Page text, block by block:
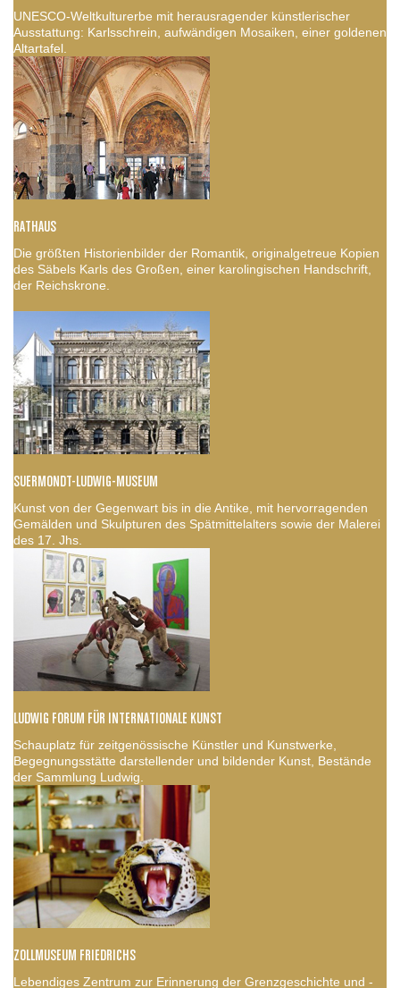
UNESCO-Weltkulturerbe mit herausragender künstlerischer
Ausstattung: Karlsschrein, aufwändigen Mosaiken, einer goldenen
Altartafel.
RATHAUS
Die größten Historienbilder der Romantik, originalgetreue Kopien
des Säbels Karls des Großen, einer karolingischen Handschrift,
der Reichskrone.
SUERMONDT-LUDWIG-MUSEUM
Kunst von der Gegenwart bis in die Antike, mit hervorragenden
Gemälden und Skulpturen des Spätmittelalters sowie der Malerei
des 17. Jhs.
LUDWIG FORUM FÜR INTERNATIONALE KUNST
Schauplatz für zeitgenössische Künstler und Kunstwerke,
Begegnungsstätte darstellender und bildender Kunst, Bestände
der Sammlung Ludwig.
ZOLLMUSEUM FRIEDRICHS
Lebendiges Zentrum zur Erinnerung der Grenzgeschichte und -